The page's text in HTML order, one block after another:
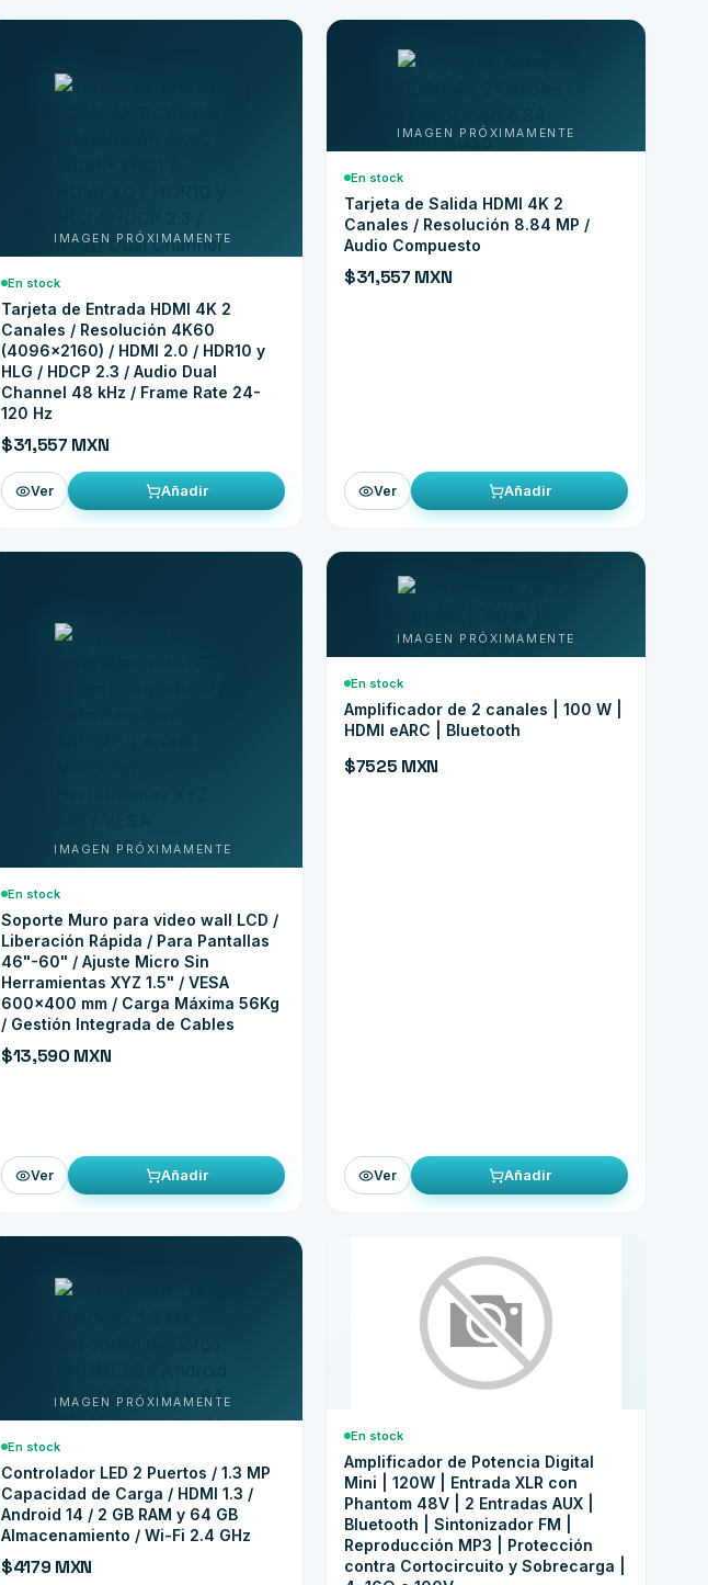
En stock
Tarjeta de Entrada HDMI 4K 2
Canales / Resolución 4K60
(4096x2160) / HDMI 2.0 / HDR10 y
HLG / HDCP 2.3 / Audio Dual
Channel 48 kHz / Frame Rate 24-
120 Hz
$31,557 MXN
Ver Añadir
En stock
Tarjeta de Salida HDMI 4K 2
Canales / Resolución 8.84 MP /
Audio Compuesto
$31,557 MXN
Ver Añadir
En stock
Soporte Muro para video wall LCD /
Liberación Rápida / Para Pantallas
46"-60" / Ajuste Micro Sin
Herramientas XYZ 1.5" / VESA
600x400 mm / Carga Máxima 56Kg
/ Gestión Integrada de Cables
$13,590 MXN
Ver Añadir
En stock
Amplificador de 2 canales | 100 W |
HDMI eARC | Bluetooth
$7525 MXN
Ver Añadir
En stock
Controlador LED 2 Puertos / 1.3 MP
Capacidad de Carga / HDMI 1.3 /
Android 14 / 2 GB RAM y 64 GB
Almacenamiento / Wi-Fi 2.4 GHz
$4179 MXN
En stock
Amplificador de Potencia Digital
Mini | 120W | Entrada XLR con
Phantom 48V | 2 Entradas AUX |
Bluetooth | Sintonizador FM |
Reproducción MP3 | Protección
contra Cortocircuito y Sobrecarga |